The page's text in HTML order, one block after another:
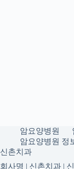
암요양병원
암요양병원 정
신촌치과
회사명 | 신촌치과 |